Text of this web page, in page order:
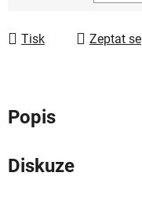
Tisk Zeptat se
Popis
Diskuze